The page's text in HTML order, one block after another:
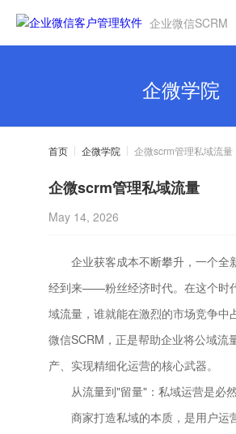
企业微信SCRM
企微学院
首页 企微学院 企微scrm管理私域流量
企微scrm管理私域流量
May 14, 2026
企业获客成本不断攀升，一个全
经到来——粉丝经济时代。在这个时
域流量，谁就能在激烈的市场竞争中
微信SCRM，正是帮助企业将公域流
产、实现精细化运营的核心武器。
从流量到"留量"：私域运营是必
商家打造私域的本质，是用户运